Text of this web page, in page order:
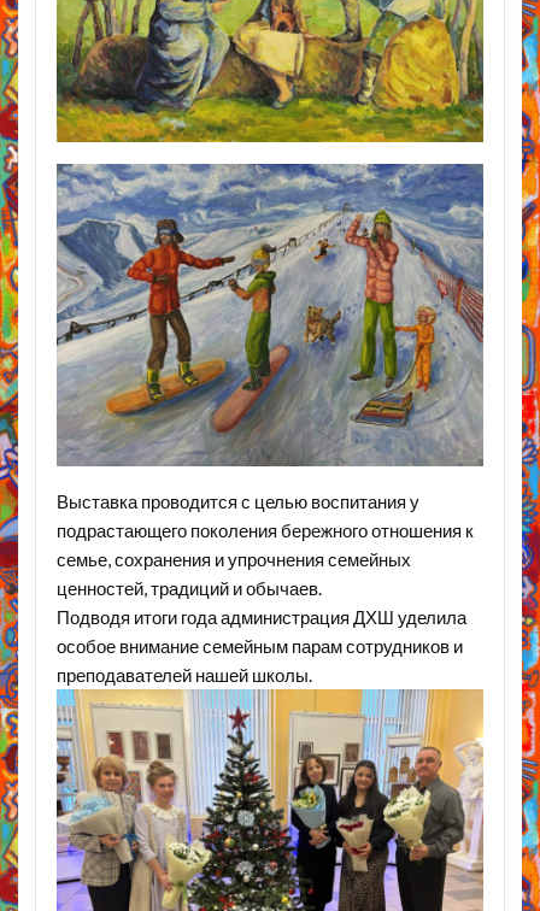
Выставка проводится с целью воспитания у
подрастающего поколения бережного отношения к
семье, сохранения и упрочнения семейных
ценностей, традиций и обычаев.
Подводя итоги года администрация ДХШ уделила
особое внимание семейным парам сотрудников и
преподавателей нашей школы.